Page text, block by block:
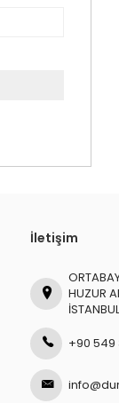
İletişim
HUZUR
İSTANBUL
+90 549